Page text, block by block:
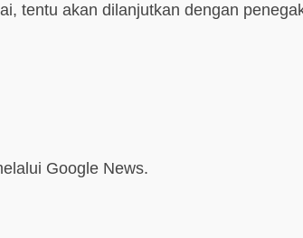
tentu akan dilanjutkan dengan
Google News.